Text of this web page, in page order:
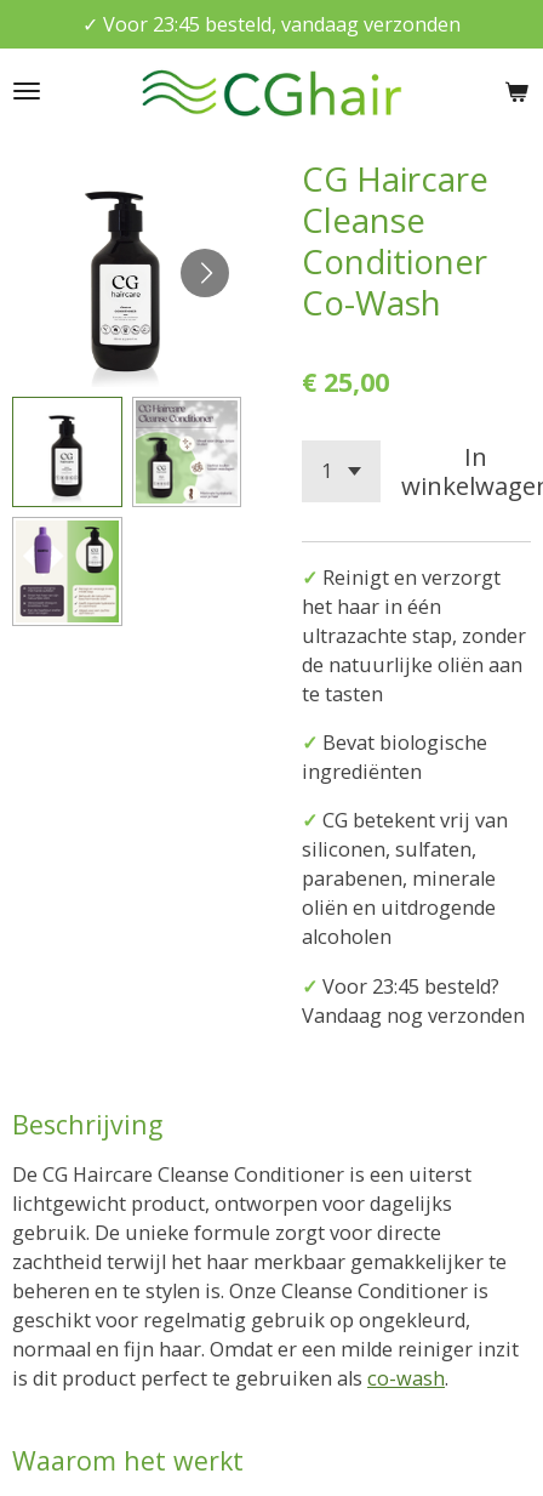
direct
naar
✓ Voor 23:45 besteld, vandaag verzonden
CG Haircare
Cleanse
Conditioner
Co-Wash
€ 25,00
In
✓ Reinigt en verzorgt
het haar in één
ultrazachte stap, zonder
de natuurlijke oliën aan
te tasten
✓ Bevat biologische
ingrediënten
✓ CG betekent vrij van
siliconen, sulfaten,
parabenen, minerale
oliën en uitdrogende
alcoholen
✓ Voor 23:45 besteld?
Vandaag nog verzonden
Beschrijving
De CG Haircare Cleanse Conditioner is een uiterst
lichtgewicht product, ontworpen voor dagelijks
gebruik. De unieke formule zorgt voor directe
zachtheid terwijl het haar merkbaar gemakkelijker te
beheren en te stylen is. Onze Cleanse Conditioner is
geschikt voor regelmatig gebruik op ongekleurd,
normaal en fijn haar. Omdat er een milde reiniger inzit
is dit product perfect te gebruiken als co-wash.
Waarom het werkt